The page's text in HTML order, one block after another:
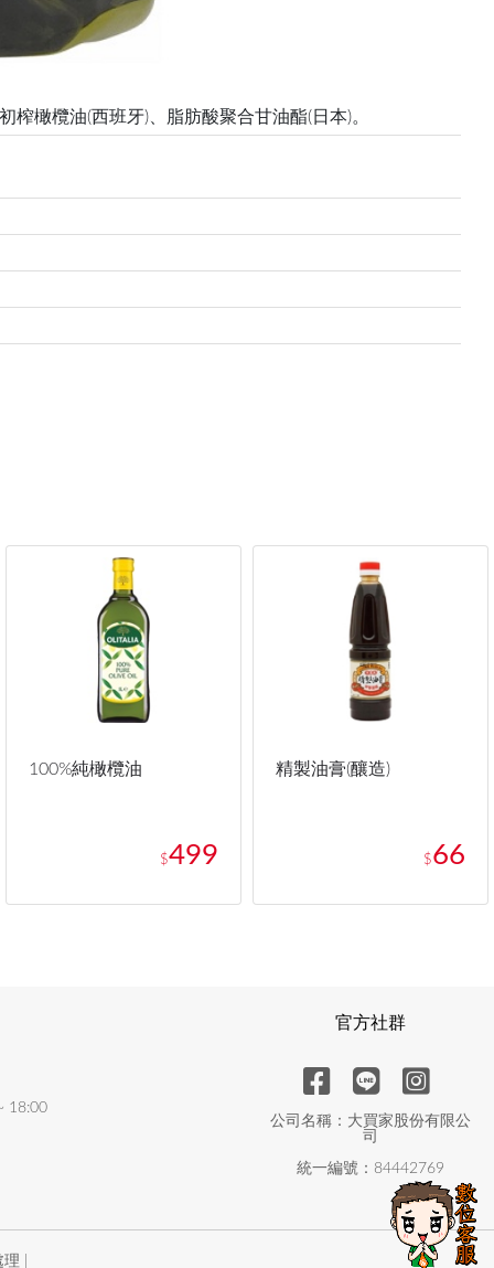
榨橄欖油(西班牙)、脂肪酸聚合甘油酯(日本)。
100%純橄欖油
$499
精製油膏(釀造)
$66
18:00
官方社群
公司名稱：大買家股份有限公
司
統一編號：84442769
|